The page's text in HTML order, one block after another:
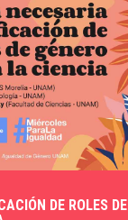
DE ROLES DE